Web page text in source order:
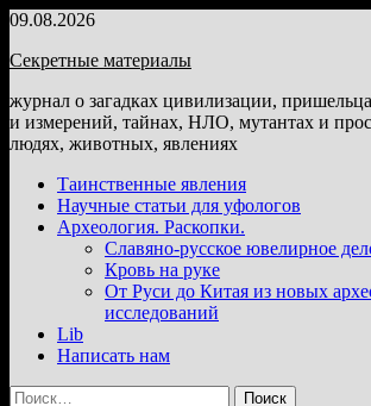
Перейти
содержимому
09.08.2026
Секретные материалы
журнал о загадках цивилизации,
и измерений, тайнах, НЛО, мутантах и
людях, животных, явлениях
Таинственные явления
Научные статьи для уфологов
Археология. Раскопки.
Славяно-русское ювелирное
Кровь на руке
От Руси до Китая из новых
исследований
Lib
Написать нам
Найти: